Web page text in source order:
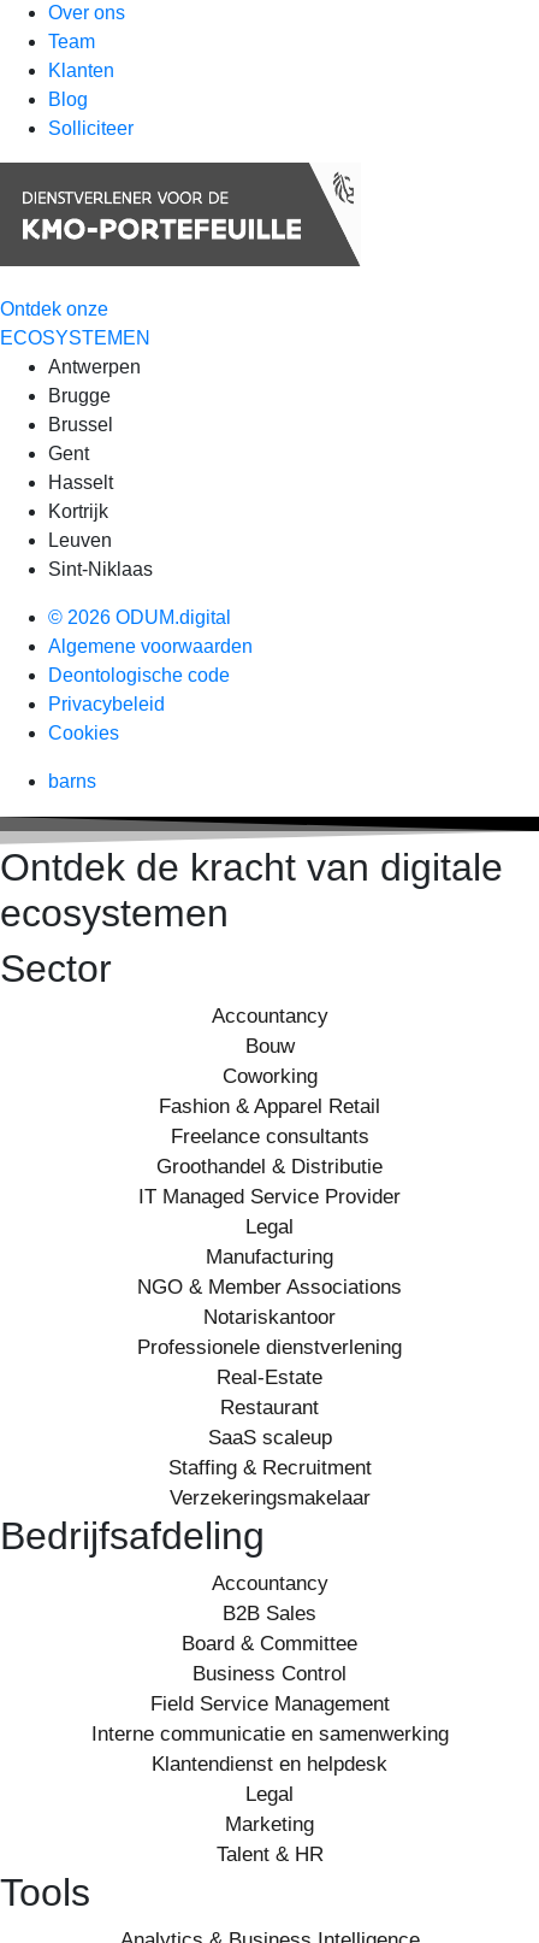
Over ons
Team
Klanten
Blog
Solliciteer
Ontdek onze
ECOSYSTEMEN
Antwerpen
Brugge
Brussel
Gent
Hasselt
Kortrijk
Leuven
Sint-Niklaas
© 2026 ODUM.digital
Algemene voorwaarden
Deontologische code
Privacybeleid
Cookies
barns
Ontdek de kracht van digitale
ecosystemen
Sector
Accountancy
Bouw
Coworking
Fashion & Apparel Retail
Freelance consultants
Groothandel & Distributie
IT Managed Service Provider
Legal
Manufacturing
NGO & Member Associations
Notariskantoor
Professionele dienstverlening
Real-Estate
Restaurant
SaaS scaleup
Staffing & Recruitment
Verzekeringsmakelaar
Bedrijfsafdeling
Accountancy
B2B Sales
Board & Committee
Business Control
Field Service Management
Interne communicatie en samenwerking
Klantendienst en helpdesk
Legal
Marketing
Talent & HR
Tools